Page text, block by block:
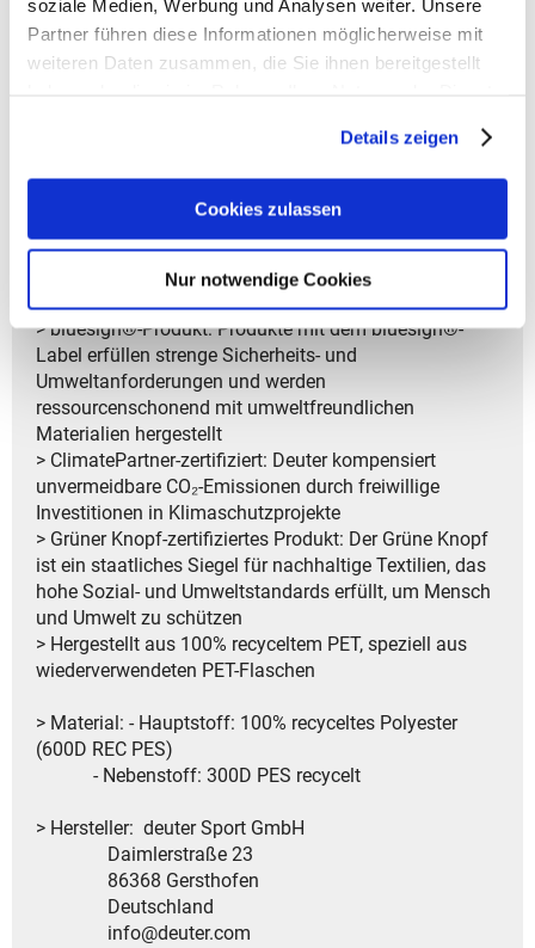
soziale Medien, Werbung und Analysen weiter. Unsere
Partner führen diese Informationen möglicherweise mit
weiteren Daten zusammen, die Sie ihnen bereitgestellt
Details zeigen
Cookies zulassen
Nur notwendige Cookies
- Schutztasche für Tablet
- Handytasche an der Seite
- Griff zum Tragen
> Garantiedauer: Gesetzliche Gewährleistungsfrist von
> PFAS-frei: Deuter verwendet keine
umweltschädlichen PFAS, sondern eine
umweltfreundliche DWR-Imprägnierung für
wasserabweisende Eigenschaften
> bluesign®-Produkt: Produkte mit dem bluesign®-
Label erfüllen strenge Sicherheits- und
Umweltanforderungen und werden
ressourcenschonend mit umweltfreundlichen
Materialien hergestellt
> ClimatePartner-zertifiziert: Deuter kompensiert
unvermeidbare CO₂-Emissionen durch freiwillige
Investitionen in Klimaschutzprojekte
> Grüner Knopf-zertifiziertes Produkt: Der Grüne Knopf
ist ein staatliches Siegel für nachhaltige Textilien, das
hohe Sozial- und Umweltstandards erfüllt, um Mensch
und Umwelt zu schützen
> Hergestellt aus 100% recyceltem PET, speziell aus
wiederverwendeten PET-Flaschen
> Material: - Hauptstoff: 100% recyceltes Polyester
(600D REC PES)
- Nebenstoff: 300D PES recycelt
> Hersteller: deuter Sport GmbH
Daimlerstraße 23
86368 Gersthofen
Deutschland
info@deuter.com